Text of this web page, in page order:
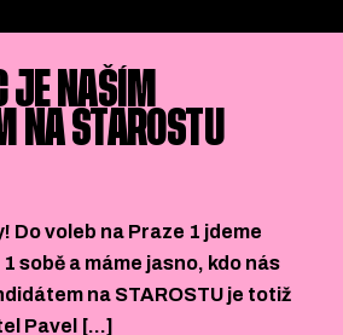
JE NAŠÍM
NA STAROSTU
Do voleb na Praze 1 jdeme
sobě a máme jasno, kdo nás
na STAROSTU je totiž
Pavel […]